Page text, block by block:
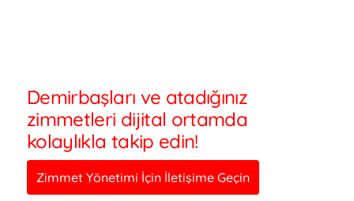
Demirbaşları ve atadığınız
zimmetleri dijital ortamda
kolaylıkla takip edin!
Zimmet Yönetimi İçin İletişime Geçin